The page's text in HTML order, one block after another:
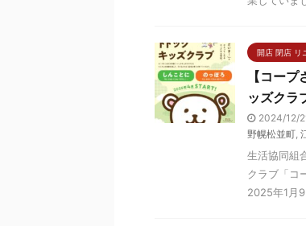
開店 閉店 リ
【コー
ッズクラ
2024/12/
野幌松並町,
生活協同組
クラブ「コ
2025年1月